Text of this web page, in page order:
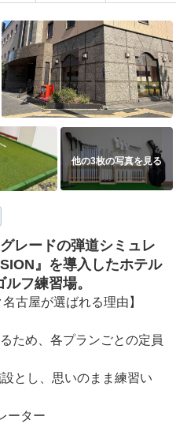
他の3枚の写真を見る
レードの弾道シミュレ
』を導入したホテル
フ練習場。
古屋が選ばれる理由】
ため、各プランごとの定員
とし、思いのまま練習い
ーター